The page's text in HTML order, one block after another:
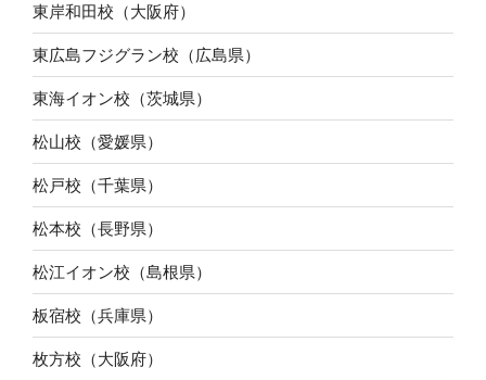
東岸和田校（大阪府）
東広島フジグラン校（広島県）
東海イオン校（茨城県）
松山校（愛媛県）
松戸校（千葉県）
松本校（長野県）
松江イオン校（島根県）
板宿校（兵庫県）
枚方校（大阪府）